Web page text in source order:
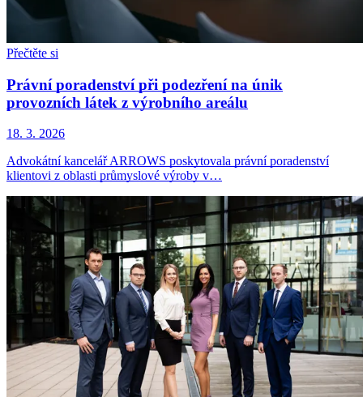
Přečtěte si
Právní poradenství při podezření na únik
provozních látek z výrobního areálu
18. 3. 2026
Advokátní kancelář ARROWS poskytovala právní poradenství
klientovi z oblasti průmyslové výroby v…